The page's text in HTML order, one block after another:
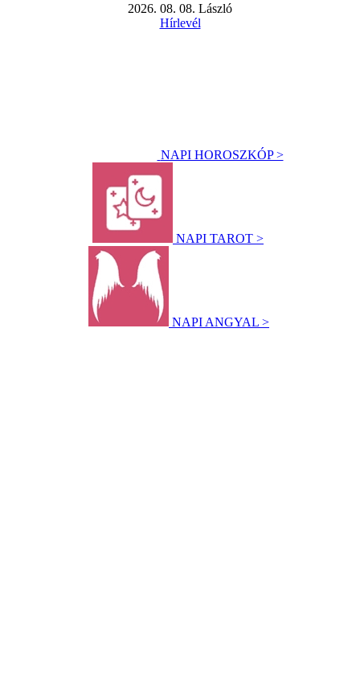
2026. 08. 08. László
Hírlevél
NAPI HOROSZKÓP >
NAPI TAROT >
NAPI ANGYAL >